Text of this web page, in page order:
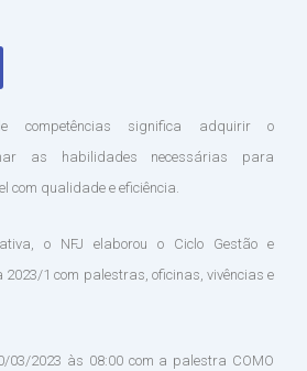
competências significa adquirir o
as habilidades necessárias para
com qualidade e eficiência.
o NFJ elaborou o Ciclo Gestão e
2023/1 com palestras, oficinas, vivências e
03/2023 às 08:00 com a palestra COMO